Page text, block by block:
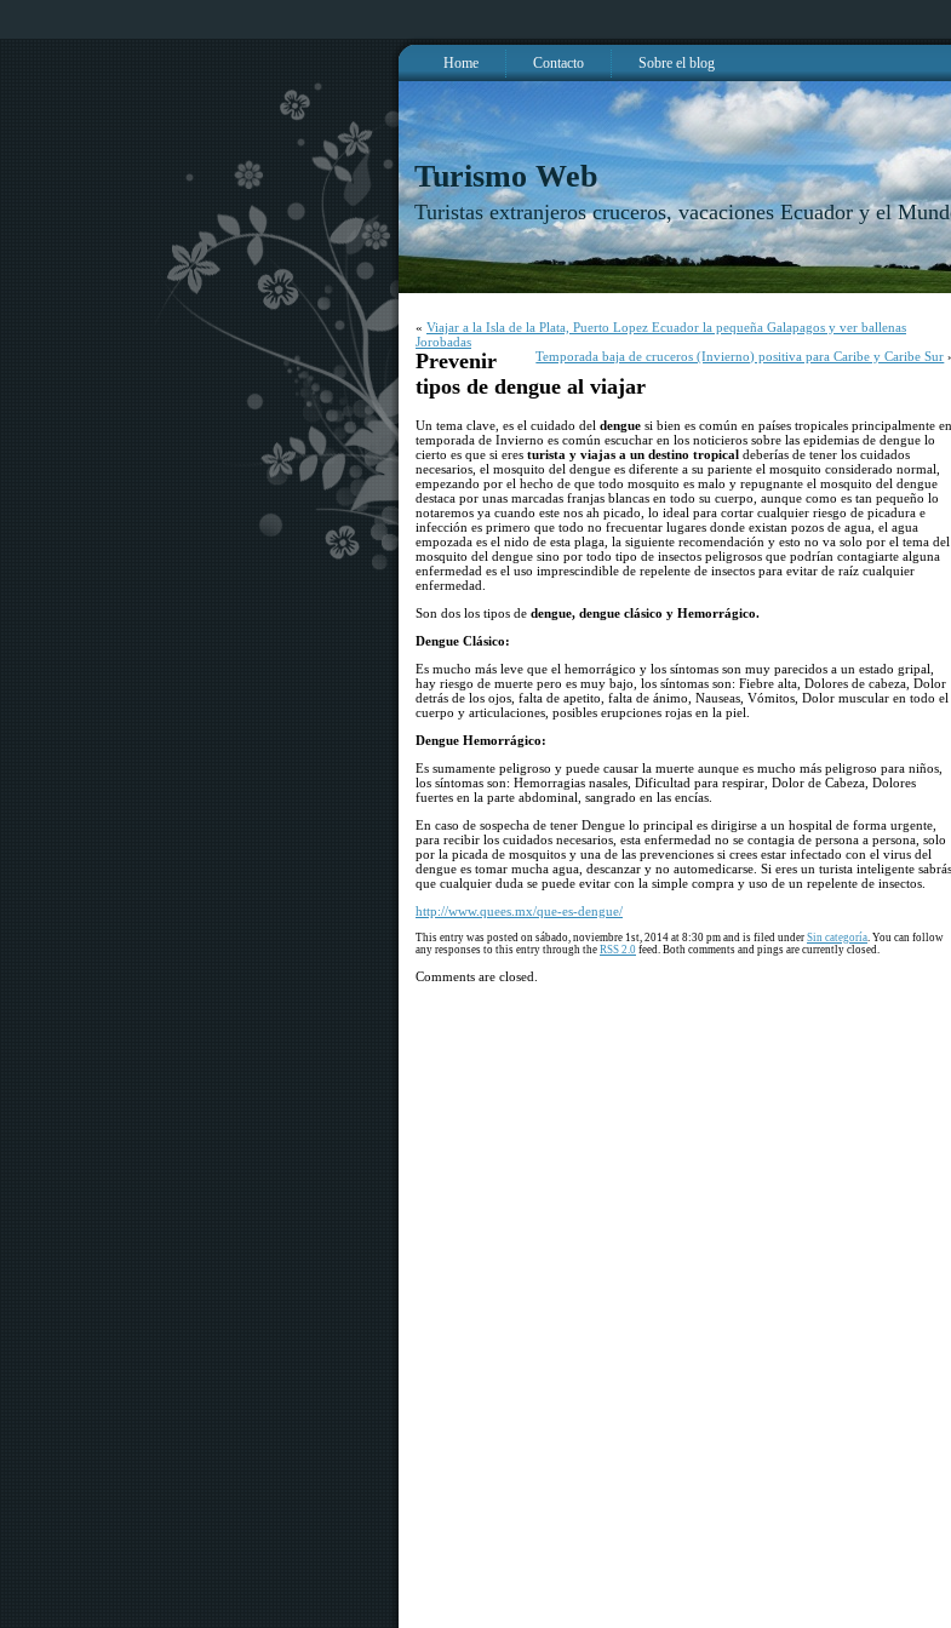
Home Contacto Sobre el blog
Turismo Web
Turistas extranjeros cruceros, vacaciones Ecuador y el
« Viajar a la Isla de la Plata, Puerto Lopez Ecuador la pequeña Galapagos y ver ballenas
Jorobadas
Temporada baja de cruceros (Invierno) positiva para Caribe y Caribe Sur
Prevenir
tipos de dengue al viajar
Un tema clave, es el cuidado del dengue si bien es común en países tropicales principalmente en
temporada de Invierno es común escuchar en los noticieros sobre las epidemias de dengue lo
cierto es que si eres turista y viajas a un destino tropical deberías de tener los cuidados
necesarios, el mosquito del dengue es diferente a su pariente el mosquito considerado normal,
empezando por el hecho de que todo mosquito es malo y repugnante el mosquito del dengue
destaca por unas marcadas franjas blancas en todo su cuerpo, aunque como es tan pequeño lo
notaremos ya cuando este nos ah picado, lo ideal para cortar cualquier riesgo de picadura e
infección es primero que todo no frecuentar lugares donde existan pozos de agua, el agua
empozada es el nido de esta plaga, la siguiente recomendación y esto no va solo por el tema del
mosquito del dengue sino por todo tipo de insectos peligrosos que podrían contagiarte alguna
enfermedad es el uso imprescindible de repelente de insectos para evitar de raíz cualquier
enfermedad.
Son dos los tipos de dengue, dengue clásico y Hemorrágico.
Dengue Clásico:
Es mucho más leve que el hemorrágico y los síntomas son muy parecidos a un estado gripal,
hay riesgo de muerte pero es muy bajo, los síntomas son: Fiebre alta, Dolores de cabeza, Dolor
detrás de los ojos, falta de apetito, falta de ánimo, Nauseas, Vómitos, Dolor muscular en todo el
cuerpo y articulaciones, posibles erupciones rojas en la piel.
Dengue Hemorrágico:
Es sumamente peligroso y puede causar la muerte aunque es mucho más peligroso para niños,
los síntomas son: Hemorragias nasales, Dificultad para respirar, Dolor de Cabeza, Dolores
fuertes en la parte abdominal, sangrado en las encías.
En caso de sospecha de tener Dengue lo principal es dirigirse a un hospital de forma urgente,
para recibir los cuidados necesarios, esta enfermedad no se contagia de persona a persona, solo
por la picada de mosquitos y una de las prevenciones si crees estar infectado con el virus del
dengue es tomar mucha agua, descanzar y no automedicarse. Si eres un turista inteligente sabrás
que cualquier duda se puede evitar con la simple compra y uso de un repelente de insectos.
http://www.quees.mx/que-es-dengue/
This entry was posted on sábado, noviembre 1st, 2014 at 8:30 pm and is filed under Sin categoría . You can follow
any responses to this entry through the RSS 2.0 feed. Both comments and pings are currently closed.
Comments are closed.